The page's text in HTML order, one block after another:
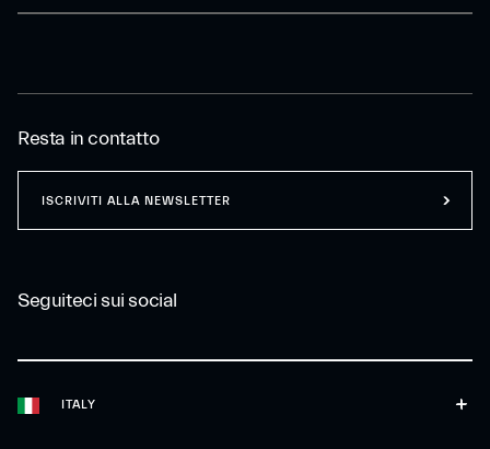
ITALY
Seguiteci sui social
Resta in contatto
ISCRIVITI ALLA NEWSLETTER